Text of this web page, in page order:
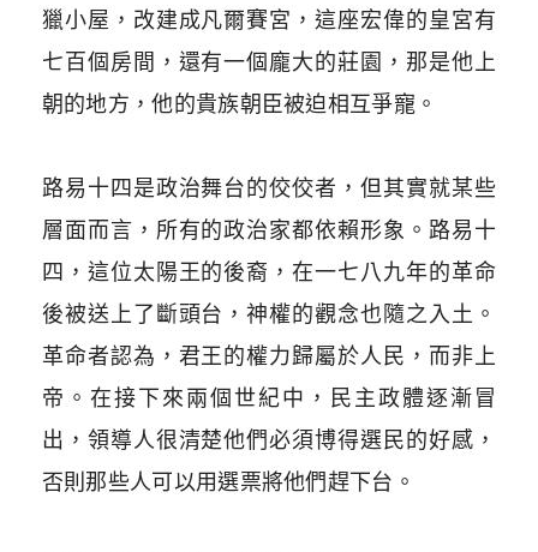
獵小屋，改建成凡爾賽宮，這座宏偉的皇宮有
七百個房間，還有一個龐大的莊園，那是他上
朝的地方，他的貴族朝臣被迫相互爭寵。
路易十四是政治舞台的佼佼者，但其實就某些
層面而言，所有的政治家都依賴形象。路易十
四，這位太陽王的後裔，在一七八九年的革命
後被送上了斷頭台，神權的觀念也隨之入土。
革命者認為，君王的權力歸屬於人民，而非上
帝。在接下來兩個世紀中，民主政體逐漸冒
出，領導人很清楚他們必須博得選民的好感，
否則那些人可以用選票將他們趕下台。